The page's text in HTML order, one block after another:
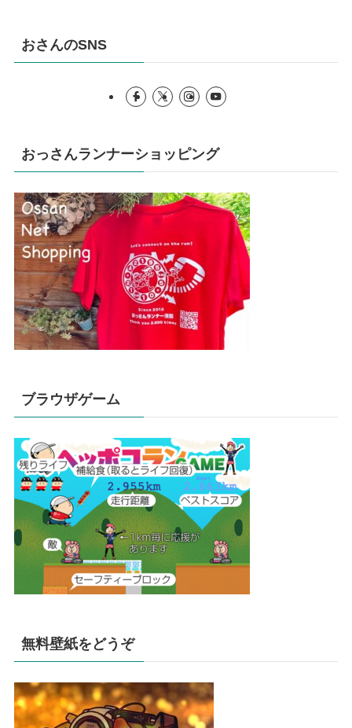
おさんのSNS
おっさんランナーショッピング
ブラウザゲーム
無料壁紙をどうぞ